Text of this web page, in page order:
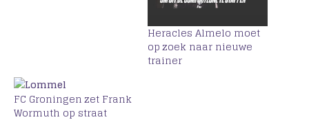
Heracles Almelo moet
op zoek naar nieuwe
trainer
FC Groningen zet Frank
Wormuth op straat